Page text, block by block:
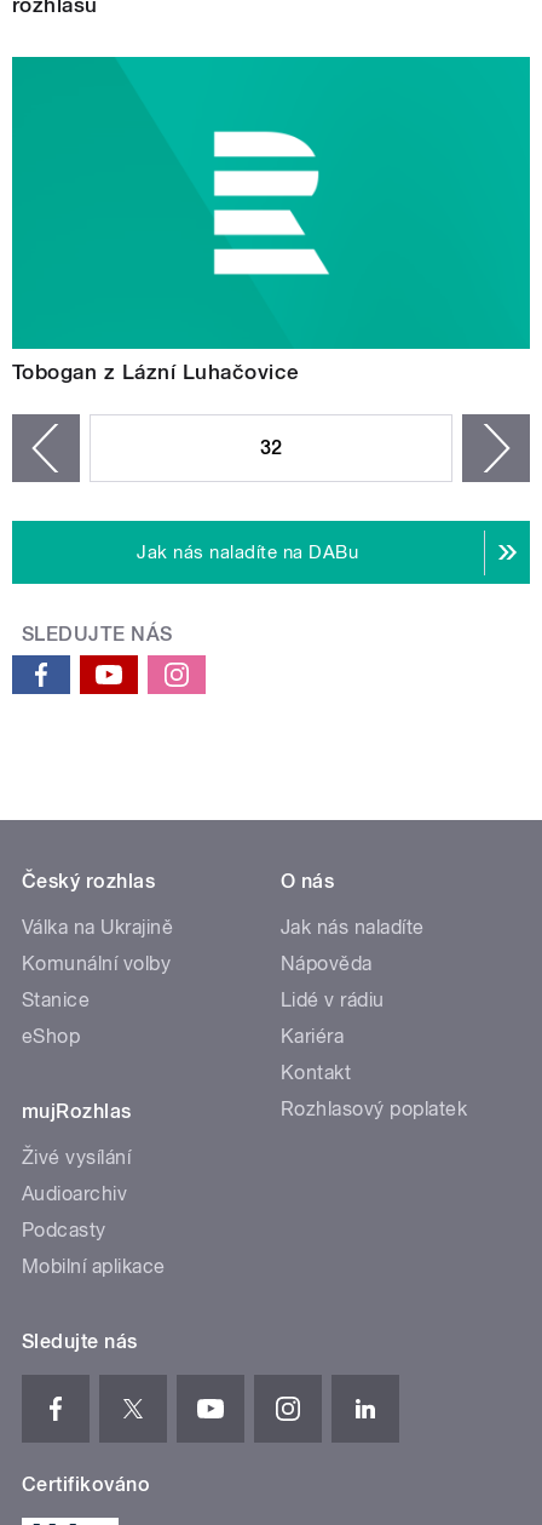
Tobogan z Lázní Luhačovice
32
Jak nás naladíte na DABu
SLEDUJTE NÁS
Český rozhlas
Válka na Ukrajině
Komunální volby
Stanice
eShop
mujRozhlas
Živé vysílání
Audioarchiv
Podcasty
Mobilní aplikace
O nás
Jak nás naladíte
Nápověda
Lidé v rádiu
Kariéra
Kontakt
Rozhlasový poplatek
Sledujte nás
Certifikováno